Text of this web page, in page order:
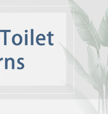
italiano
español